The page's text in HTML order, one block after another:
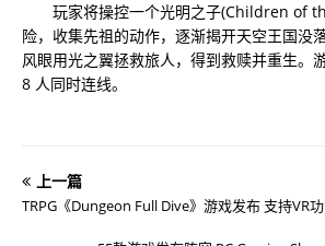
玩家将操控一个光明之子(Children of
险，收集先祖的动作，逐渐揭开天空王国没
风眼用光之翼拯救旅人，得到救赎并重生。
8 人同时连线。
上一篇
TRPG《Dungeon Full Dive》游戏发布 支持VR